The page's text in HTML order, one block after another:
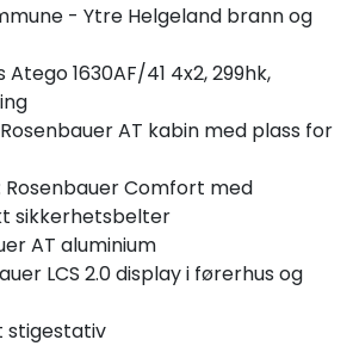
- Ytre Helgeland brann og
1630AF/41 4x2, 299hk,
AT kabin med plass for
Rosenbauer Comfort med
sikkerhetsbelter
AT aluminium
LCS 2.0 display i førerhus og
stigestativ